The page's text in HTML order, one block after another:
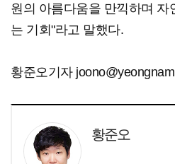
원의 아름다움을 만끽하며 자
는 기회"라고 말했다.
황준오기자
황준오